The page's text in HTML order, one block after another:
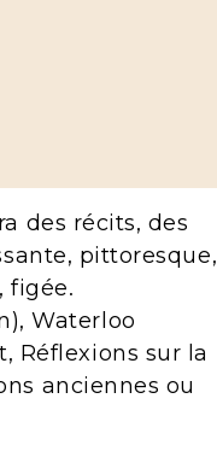
des récits, des
pittoresque,
figée.
Waterloo
Réflexions sur la
anciennes ou